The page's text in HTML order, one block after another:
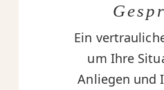
Ein
um Ihre
Anliegen und